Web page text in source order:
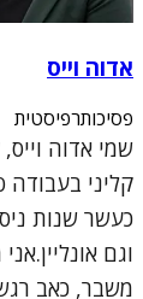
אדוה וייס
פסיכותרפיסטית
שמי אדוה
כעשר שנות
וגם
משבר, כאב